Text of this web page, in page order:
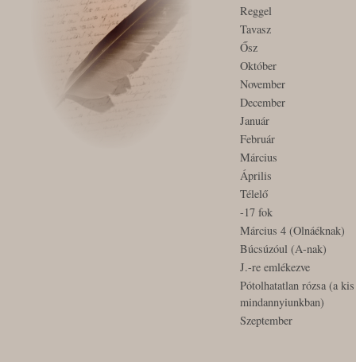
Reggel
Tavasz
Ősz
Október
November
December
Január
Február
Március
Április
Télelő
-17 fok
Március 4 (Olnáéknak)
Búcsúzóul (A-nak)
J.-re emlékezve
Pótolhatatlan rózsa (a
mindannyiunkban)
Szeptember